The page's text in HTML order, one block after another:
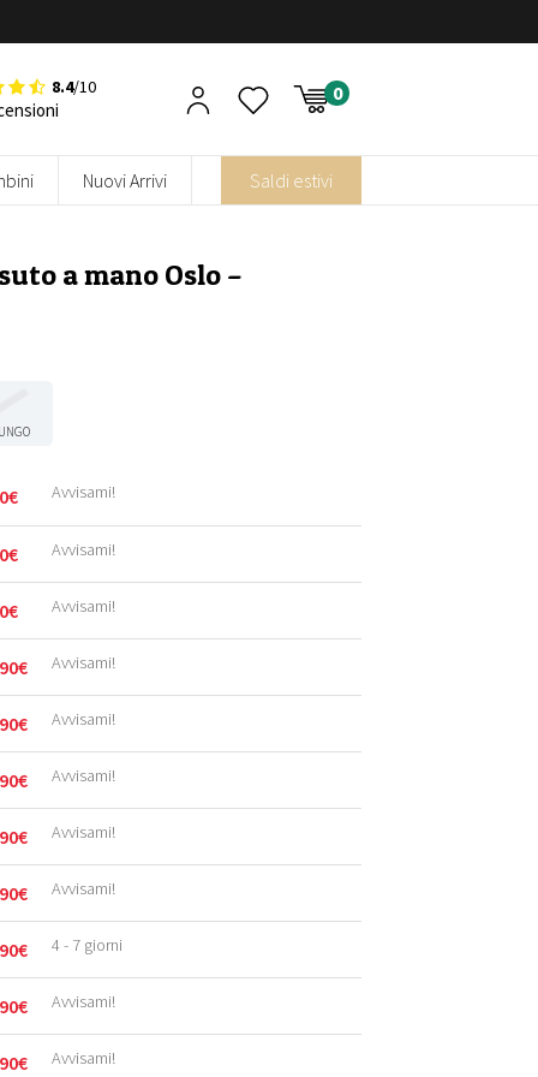
8.4/10
Nuovi Arrivi Saldi estivi
a mano Oslo –
€ Avvisami!
€ Avvisami!
€ Avvisami!
€ Avvisami!
€ Avvisami!
€ Avvisami!
€ Avvisami!
€ Avvisami!
€ 4 - 7 giorni
€ Avvisami!
€ Avvisami!